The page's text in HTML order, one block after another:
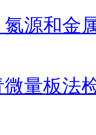
源和金
量板法